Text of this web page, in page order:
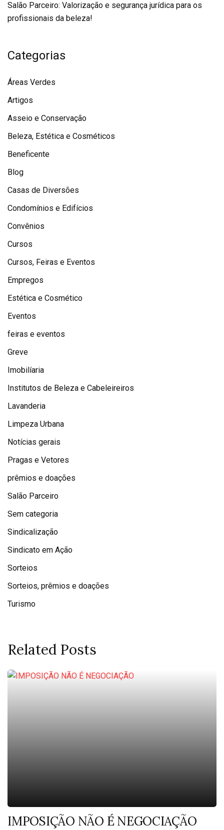
Salão Parceiro: Valorização e segurança jurídica para os
profissionais da beleza!
Categorias
Áreas Verdes
Artigos
Asseio e Conservação
Beleza, Estética e Cosméticos
Beneficente
Blog
Casas de Diversões
Condomínios e Edifícios
Convênios
Cursos
Cursos, Feiras e Eventos
Empregos
Estética e Cosmético
Eventos
feiras e eventos
Greve
Imobilíaria
Institutos de Beleza e Cabeleireiros
Lavanderia
Limpeza Urbana
Notícias gerais
Pragas e Vetores
prêmios e doações
Salão Parceiro
Sem categoria
Sindicalização
Sindicato em Ação
Sorteios
Sorteios, prêmios e doações
Turismo
Related Posts
IMPOSIÇÃO NÃO É NEGOCIAÇÃO